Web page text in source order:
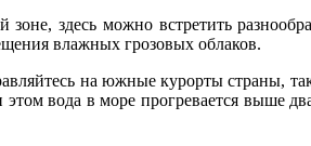
зоне, здесь можно встретить
влажных грозовых облаков.
на южные курорты страны,
вода в море прогревается выше